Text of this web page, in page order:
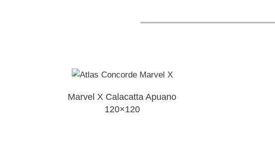
Marvel X Calacatta Apuano
120×120